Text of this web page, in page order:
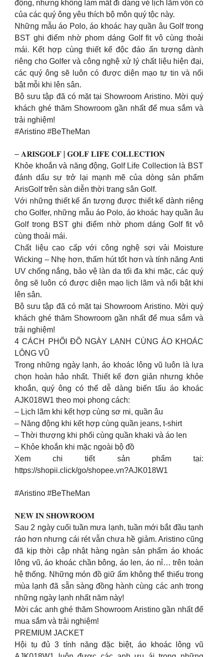
động, nhưng không làm mất đi dáng vẻ lịch lãm vốn có
của các quý ông yêu thích bộ môn quý tộc này.
Những mẫu áo Polo, áo khoác hay quần âu Golf trong
BST ghi điểm nhờ phom dáng Golf fit vô cùng thoải
mái. Kết hợp cùng thiết kế độc đáo ấn tượng dành
riêng cho Golfer và công nghệ xử lý chất liệu hiện đại,
các quý ông sẽ luôn có được diện mạo tự tin và nổi
bật mỗi khi lên sân.
Bộ sưu tập đã có mặt tại Showroom Aristino. Mời quý
khách ghé thăm Showroom gần nhất để mua sắm và
trải nghiệm!
#Aristino #BeTheMan
– 𝐀𝐑𝐈𝐒𝐆𝐎𝐋𝐅 | 𝐆𝐎𝐋𝐅 𝐋𝐈𝐅𝐄 𝐂𝐎𝐋𝐋𝐄𝐂𝐓𝐈𝐎𝐍
Khỏe khoắn và năng động, Golf Life Collection là BST
đánh dấu sự trở lại mạnh mẽ của dòng sản phẩm
ArisGolf trên sàn diễn thời trang sân Golf.
Với những thiết kế ấn tượng được thiết kế dành riêng
cho Golfer, những mẫu áo Polo, áo khoác hay quần âu
Golf trong BST ghi điểm nhờ phom dáng Golf fit vô
cùng thoải mái.
Chất liệu cao cấp với công nghệ sợi vải Moisture
Wicking – Nhẹ hơn, thấm hút tốt hơn và tính năng Anti
UV chống nắng, bảo vệ làn da tối đa khi mặc, các quý
ông sẽ luôn có được diện mạo lịch lãm và nổi bật khi
lên sân.
Bộ sưu tập đã có mặt tại Showroom Aristino. Mời quý
khách ghé thăm Showroom gần nhất để mua sắm và
trải nghiệm!
4 CÁCH PHỐI ĐỒ NGÀY LẠNH CÙNG ÁO KHOÁC
LÔNG VŨ
Trong những ngày lạnh, áo khoác lông vũ luôn là lựa
chọn hoàn hảo nhất. Thiết kế đơn giản nhưng khỏe
khoắn, quý ông có thể dễ dàng biến tấu áo khoác
AJK018W1 theo mọi phong cách:
– Lịch lãm khi kết hợp cùng sơ mi, quần âu
– Năng động khi kết hợp cùng quần jeans, t-shirt
– Thời thượng khi phối cùng quần khaki và áo len
– Khỏe khoắn khi mặc ngoài bộ đồ
Xem chi tiết sản phẩm tại:
https://shopii.click/go/shopee.vn?AJK018W1
#Aristino #BeTheMan
𝐍𝐄𝐖 𝐈𝐍 𝐒𝐇𝐎𝐖𝐑𝐎𝐎𝐌
Sau 2 ngày cuối tuần mưa lạnh, tuần mới bắt đầu tạnh
ráo hơn nhưng cái rét vẫn chưa hề giảm. Aristino cũng
đã kịp thời cập nhật hàng ngàn sản phẩm áo khoác
lông vũ, áo khoác chần bông, áo len, áo nỉ… trên toàn
hệ thống. Những món đồ giữ ấm không thể thiếu trong
mùa lạnh đã sẵn sàng đồng hành cùng các anh trong
những ngày lạnh nhất năm này!
Mời các anh ghé thăm Showroom Aristino gần nhất để
mua sắm và trải nghiệm!
PREMIUM JACKET
Hội tụ đủ 3 tính năng đặc biệt, áo khoác lông vũ